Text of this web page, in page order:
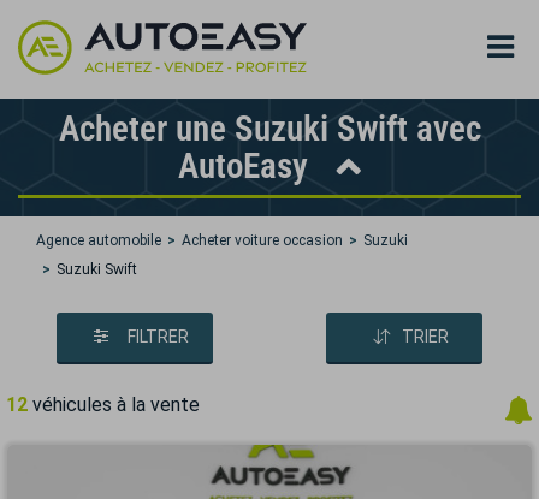
Acheter une Suzuki Swift avec
AutoEasy
Agence automobile Acheter voiture occasion
Suzuki
Suzuki Swift
FILTRER TRIER
12 véhicules à la vente